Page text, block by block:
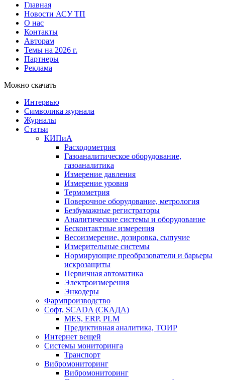
Главная
Новости АСУ ТП
О нас
Контакты
Авторам
Темы на 2026 г.
Партнеры
Реклама
Можно скачать
Интервью
Символика журнала
Журналы
Статьи
КИПиА
Расходометрия
Газоаналитическое оборудование,
газоаналитика
Измерение давления
Измерение уровня
Термометрия
Поверочное оборудование, метрология
Безбумажные регистраторы
Аналитические системы и оборудование
Бесконтактные измерения
Весоизмерение, дозировка, сыпучие
Измерительные системы
Нормирующие преобразователи и барьеры
искрозащиты
Первичная автоматика
Электроизмерения
Энкодеры
Фармпроизводство
Софт, SCADA (СКАДА)
MES, ERP, PLM
Предиктивная аналитика, ТОИР
Интернет вещей
Системы мониторинга
Транспорт
Вибромониторинг
Вибромониторинг